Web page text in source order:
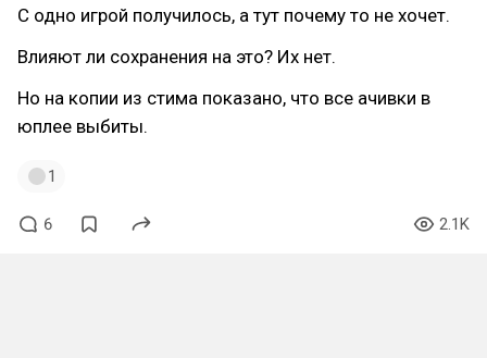
С одно игрой получилось, а тут почему то не хочет.
Влияют ли сохранения на это? Их нет.
Но на копии из стима показано, что все ачивки в
юплее выбиты.
1
6 2.1K